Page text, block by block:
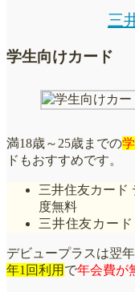
三
学生向けカード
満18歳～25歳までの
ドもおすすめです。
三井住友カード
度無料
三井住友カー
デビュープラスは翌
年1回利用 で年会費が